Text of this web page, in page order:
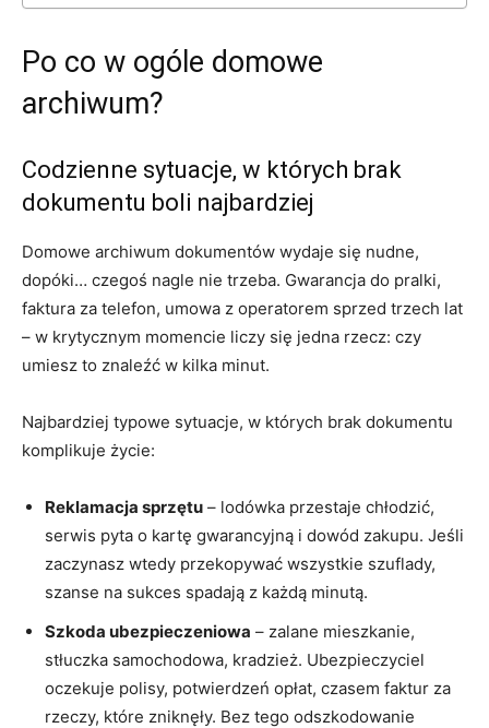
Po co w ogóle domowe
archiwum?
Codzienne sytuacje, w których brak
dokumentu boli najbardziej
Domowe archiwum dokumentów wydaje się nudne,
dopóki… czegoś nagle nie trzeba. Gwarancja do pralki,
faktura za telefon, umowa z operatorem sprzed trzech lat
– w krytycznym momencie liczy się jedna rzecz: czy
umiesz to znaleźć w kilka minut.
Najbardziej typowe sytuacje, w których brak dokumentu
komplikuje życie:
Reklamacja sprzętu – lodówka przestaje chłodzić,
serwis pyta o kartę gwarancyjną i dowód zakupu. Jeśli
zaczynasz wtedy przekopywać wszystkie szuflady,
szanse na sukces spadają z każdą minutą.
Szkoda ubezpieczeniowa – zalane mieszkanie,
stłuczka samochodowa, kradzież. Ubezpieczyciel
oczekuje polisy, potwierdzeń opłat, czasem faktur za
rzeczy, które zniknęły. Bez tego odszkodowanie